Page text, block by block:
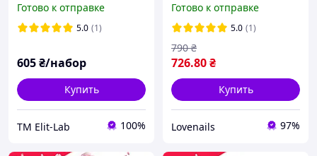
Готово к отправке
5.0 (1)
605₴/набор
Купить
TM Elit-Lab 100%
Italwax № 14
Готово к отправке
5.0 (1)
726.80₴
790 ₴
Купить
Lovenails 97%